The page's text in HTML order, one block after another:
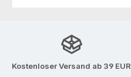
Kostenloser Versand ab 39 EUR